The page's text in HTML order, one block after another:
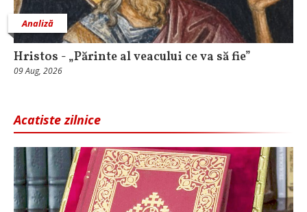
Analiză
Hristos - „Părinte al veacului ce va să fie”
09 Aug, 2026
Acatiste zilnice